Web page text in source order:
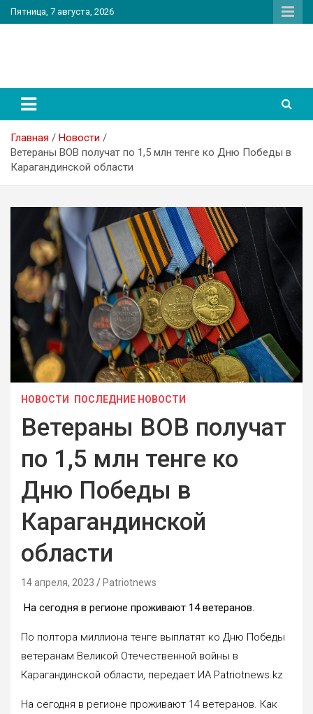
Перейти
к
Пятница, 7 августа, 2026
Главная
Новости
Ветераны ВОВ получат по 1,5 млн тенге ко Дню Победы в
Карагандинской области
НОВОСТИ ПОСЛЕДНИЕ НОВОСТИ
Ветераны ВОВ получат
по 1,5 млн тенге ко
Дню Победы в
Карагандинской
области
14 апреля, 2023 Patriotnews
На сегодня в регионе проживают 14 ветеранов.
По полтора миллиона тенге выплатят ко Дню Победы
ветеранам Великой Отечественной войны в
Карагандинской области, передает ИА Patriotnews.kz
На сегодня в регионе проживают 14 ветеранов. Как